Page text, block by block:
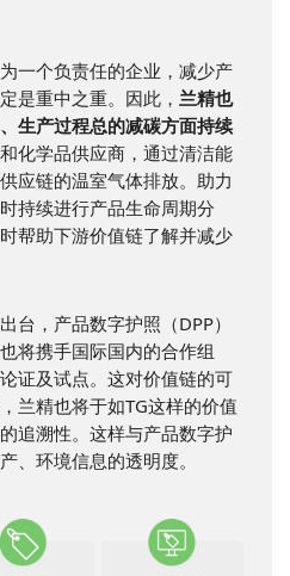
一个负责任的企业，减少产
是重中之重。因此， 兰精也
生产过程总的减碳方面持续
化学品供应商，通过清洁能
应链的温室气体排放。助力
持续进行产品生命周期分
帮助下游价值链了解并减少
台，产品数字护照（DPP）
将携手国际国内的合作组
证及试点。这对价值链的可
兰精也将于如TG这样的价值
追溯性。这样与产品数字护
、环境信息的透明度。